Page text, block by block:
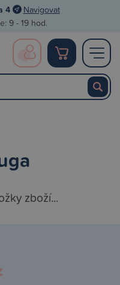
4 Navigovat
9 - 19 hod.
zboží...